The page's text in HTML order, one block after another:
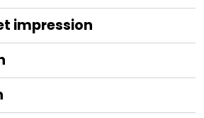
impression